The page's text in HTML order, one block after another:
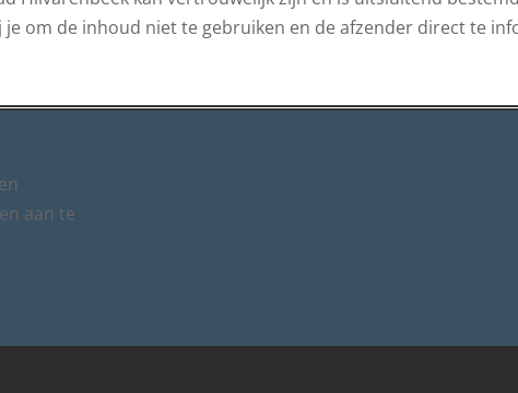
om de inhoud niet te gebruiken en de afzender direct te
aan te